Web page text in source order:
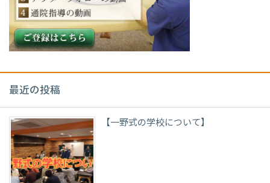
最近の投稿
【一野式の学校について】